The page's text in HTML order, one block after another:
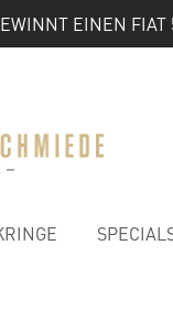
EINEN FIAT